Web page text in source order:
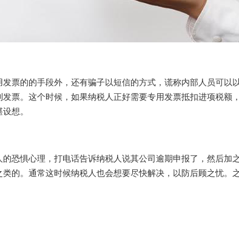
票的的手段外，还有骗子以短信的方式，谎称内部人员可以
票。这个时候，如果纳税人正好需要专用发票抵扣进项税额
想。
恐惧心理，打电话告诉纳税人说其公司逾期申报了，然后加
的。通常这时候纳税人也会想要尽快解决，以防后顾之忧。